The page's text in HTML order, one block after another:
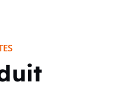
SENSIBILITÉ